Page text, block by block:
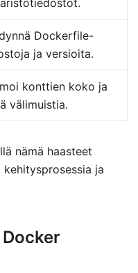
Dockerfile-
ja versioita.
konttien koko ja
välimuistia.
nämä haasteet
ja